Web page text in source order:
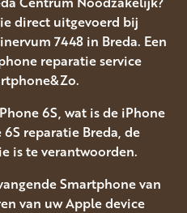
direct uitgevoerd bij
7448 in Breda. Een
reparatie service
6S, wat is de iPhone
reparatie Breda, de
is te verantwoorden.
Smartphone van
van uw Apple device